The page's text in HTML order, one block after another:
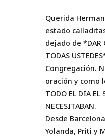
Querida
estado
dejado de *DAR
TODAS
Congregación.
oración y como
TODO EL DÏA EL
NECESITABAN.
Desde
Yolanda, Priti y